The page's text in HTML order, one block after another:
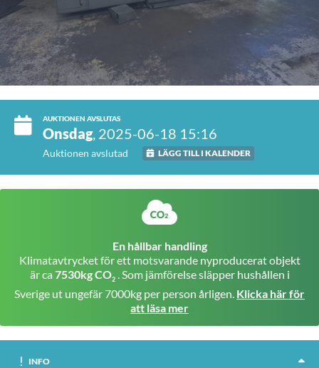
AUKTIONEN AVSLUTAS
Onsdag, 2025-06-18 15:16
Auktionen avslutad LÄGG TILL I KALENDER
En hållbar handling
Klimatavtrycket för ett motsvarande nyproducerat objekt
är ca 7530kg CO2 . Som jämförelse släpper hushållen i
Sverige ut ungefär 7000kg per person årligen. Klicka här för
att läsa mer
INFO